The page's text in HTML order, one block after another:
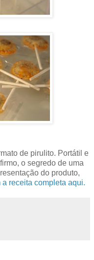
de pirulito. Portátil e
o segredo de uma
do produto,
a receita completa aqui.